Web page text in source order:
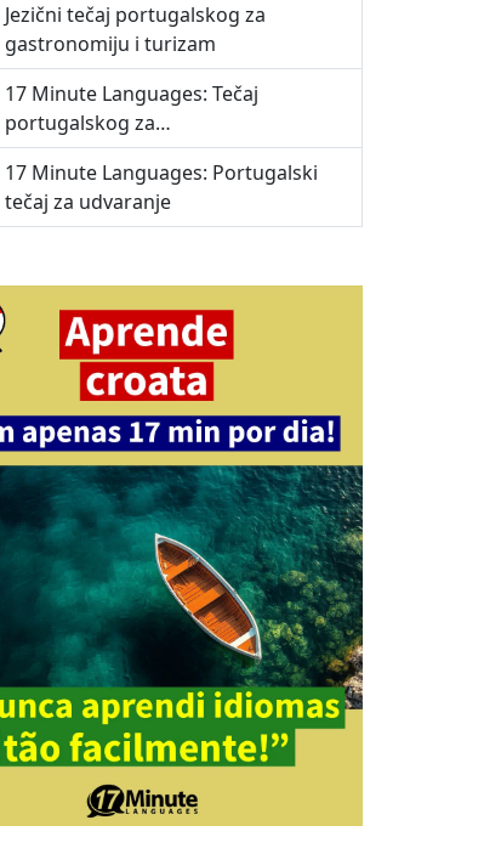
Jezični tečaj portugalskog za
gastronomiju i turizam
17 Minute Languages: Tečaj
portugalskog za…
17 Minute Languages: Portugalski
tečaj za udvaranje